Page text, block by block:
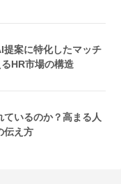
提案に特化したマッチ
HR市場の構造
いるのか？高まる人
伝え方